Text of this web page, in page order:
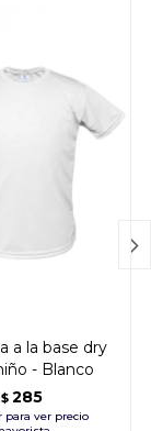
a la base dry
- Blanco
$ 285
